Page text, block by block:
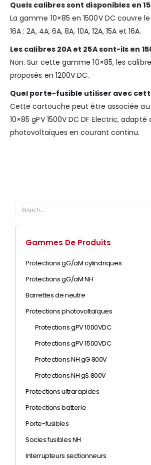
Quels calibres sont disponibles en
La gamme 10×85 en 1500V DC couvre
16A : 2A, 4A, 6A, 8A, 10A, 12A, 15A et 16A.
Les calibres 20A et 25A sont-ils en
Non. Sur cette gamme 10×85, les
proposés en 1200V DC.
Quel porte-fusible utiliser avec
Cette cartouche peut être associée
10×85 gPV 1500V DC DF Electric,
photovoltaïques en courant continu.
Gammes De Produits
Protections gG/aM cylindriques
Protections gG/aM NH
Barrettes de neutre
Protections photovoltaïques
Protections gPV 1000VDC
Protections gPV 1500VDC
Protections NH gG 800V
Protections NH gS 800V
Protections ultrarapides
Protections batterie
Porte-fusibles
Socles fusibles NH
Interrupteurs sectionneurs